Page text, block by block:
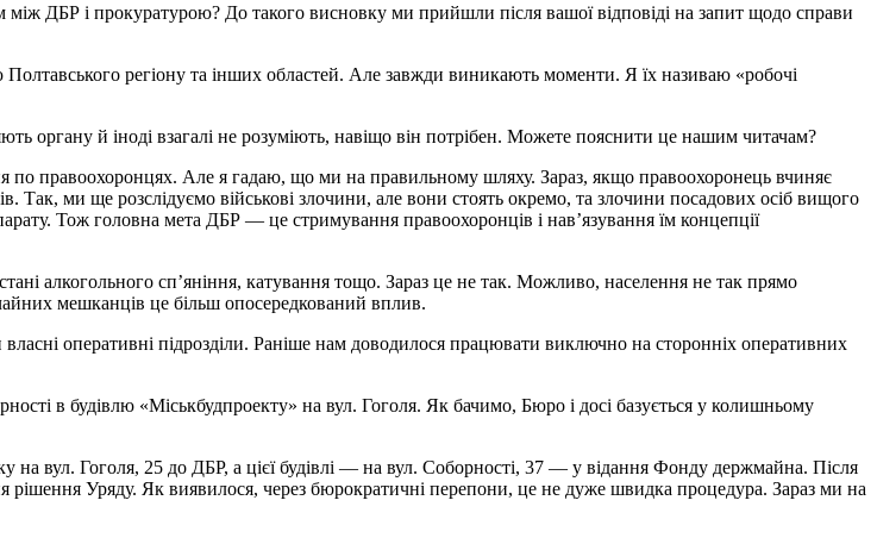
ДБР і прокуратурою? До такого висновку ми прийшли після вашої відповіді на запит щодо справи
регіону та інших областей. Але завжди виникають моменти. Я їх називаю «робочі
органу й іноді взагалі не розуміють, навіщо він потрібен. Можете пояснити це нашим читачам?
по правоохоронцях. Але я гадаю, що ми на правильному шляху. Зараз, якщо правоохоронець вчиняє
Так, ми ще розслідуємо військові злочини, але вони стоять окремо, та злочини посадових осіб вищого
Тож головна мета ДБР — це стримування правоохоронців і нав’язування їм концепції
алкогольного сп’яніння, катування тощо. Зараз це не так. Можливо, населення не так прямо
мешканців це більш опосередкований вплив.
оперативні підрозділи. Раніше нам доводилося працювати виключно на сторонніх оперативних
в будівлю «Міськбудпроекту» на вул. Гоголя. Як бачимо, Бюро і досі базується у колишньому
на вул. Гоголя, 25 до ДБР, а цієї будівлі — на вул. Соборності, 37 — у відання Фонду держмайна. Після
Уряду. Як виявилося, через бюрократичні перепони, це не дуже швидка процедура. Зараз ми на